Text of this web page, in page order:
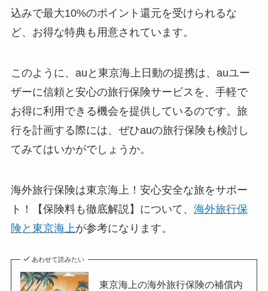
込みで最大10%のポイント還元を受けられるな
ど、お得な特典も用意されています。
このように、auと東京海上日動の提携は、auユー
ザーに信頼と安心の旅行保険サービスを、手軽で
お得に利用できる機会を提供しているのです。旅
行を計画する際には、ぜひauの旅行保険も検討し
てみてはいかがでしょうか。
海外旅行保険は東京海上！安心安全な旅をサポー
ト！【保険料も徹底解説】について、 海外旅行保
険と東京海上が参考になります。
あわせて読みたい
東京海上の海外旅行保険の補償内